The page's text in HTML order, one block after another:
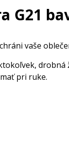
G21
vaše
drobná
pri ruke.